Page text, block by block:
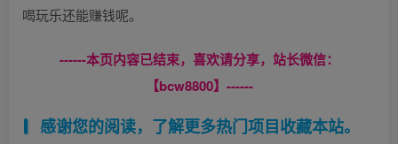
喝玩乐还能赚钱呢。
------本页内容已结束，喜欢请分享，站长微信：
【bcw8800】------
感谢您的阅读，了解更多热门项目收藏本站。